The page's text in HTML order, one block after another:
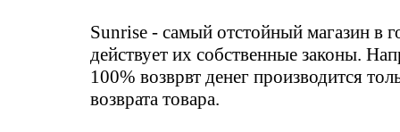
Sunrise - самый отстойный магазин в
действует их собственные законы.
100% возврвт денег производится
возврата товара.